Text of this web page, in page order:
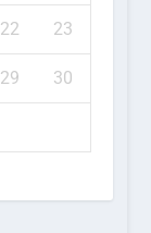
22 23
29 30